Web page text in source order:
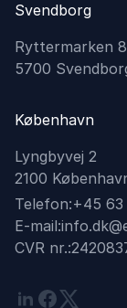
Svendborg
Ryttermarken 8
5700
København
Lyngbyvej 2
2100
Telefon:+45 63
E-mail:
CVR nr.:
Linkedin
Facebook
Twitter